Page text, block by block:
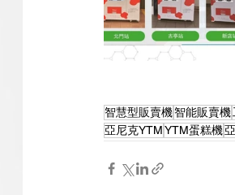
智慧型販賣機智能販賣機
亞尼克YTMYTM蛋糕機